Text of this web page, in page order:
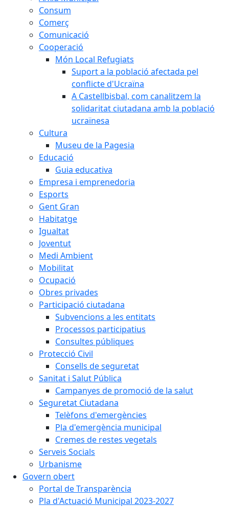
Consum
Comerç
Comunicació
Cooperació
Món Local Refugiats
Suport a la població afectada pel
conflicte d'Ucraïna
A Castellbisbal, com canalitzem la
solidaritat ciutadana amb la població
ucraïnesa
Cultura
Museu de la Pagesia
Educació
Guia educativa
Empresa i emprenedoria
Esports
Gent Gran
Habitatge
Igualtat
Joventut
Medi Ambient
Mobilitat
Ocupació
Obres privades
Participació ciutadana
Subvencions a les entitats
Processos participatius
Consultes públiques
Protecció Civil
Consells de seguretat
Sanitat i Salut Pública
Campanyes de promoció de la salut
Seguretat Ciutadana
Telèfons d'emergències
Pla d'emergència municipal
Cremes de restes vegetals
Serveis Socials
Urbanisme
Govern obert
Portal de Transparència
Pla d'Actuació Municipal 2023-2027